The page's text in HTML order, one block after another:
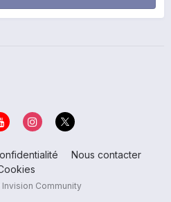
Nous contacter
Community